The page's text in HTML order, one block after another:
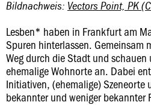
Bildnachweis: Vectors Point, PK(
Lesben* haben in Frankfurt am
Spuren hinterlassen. Gemeinsam
Weg durch die Stadt und
ehemalige Wohnorte an. Dabei
Initiativen, (ehemalige) Szeneorte
bekannter und weniger bekannter